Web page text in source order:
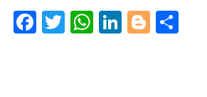
Facebook
TwitterWhatsApp
LinkedIn
Blogger